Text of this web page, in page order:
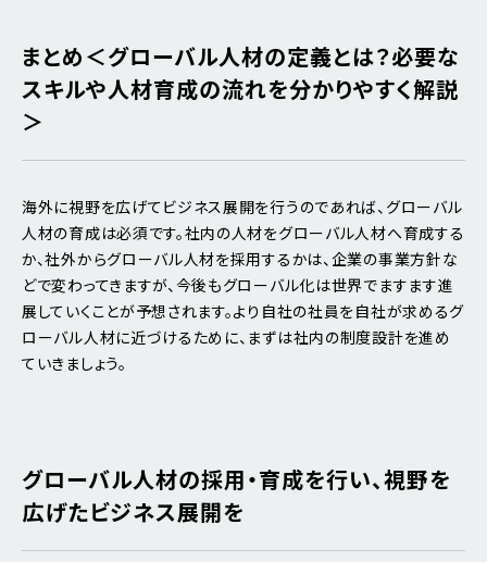
まとめ＜グローバル人材の定義とは？必要な
スキルや人材育成の流れを分かりやすく解説
＞
海外に視野を広げてビジネス展開を行うのであれば、グローバル
人材の育成は必須です。社内の人材をグローバル人材へ育成する
か、社外からグローバル人材を採用するかは、企業の事業方針な
どで変わってきますが、今後もグローバル化は世界でますます進
展していくことが予想されます。より自社の社員を自社が求めるグ
ローバル人材に近づけるために、まずは社内の制度設計を進め
ていきましょう。
グローバル人材の採用・育成を行い、視野を
広げたビジネス展開を